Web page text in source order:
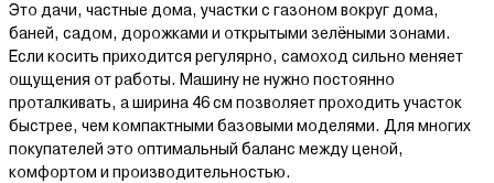
Это дачи, частные дома, участки с газоном вокруг дома,
баней, садом, дорожками и открытыми зелёными зонами.
Если косить приходится регулярно, самоход сильно меняет
ощущения от работы. Машину не нужно постоянно
проталкивать, а ширина 46 см позволяет проходить участок
быстрее, чем компактными базовыми моделями. Для многих
покупателей это оптимальный баланс между ценой,
комфортом и производительностью.